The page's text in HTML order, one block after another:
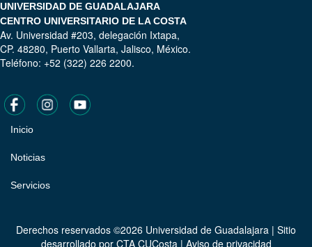
UNIVERSIDAD DE GUADALAJARA
CENTRO UNIVERSITARIO DE LA COSTA
Av. Universidad #203, delegación Ixtapa,
CP. 48280, Puerto Vallarta, Jalisco, México.
Teléfono: +52 (322) 226 2200.
Pie
de
página
Inicio
Noticias
Servicios
Derechos reservados ©2026 Universidad de Guadalajara | Sitio
desarrollado por CTA CUCosta | Aviso de privacidad